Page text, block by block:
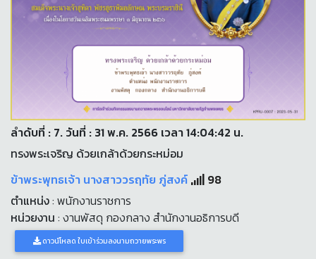
ลำดับที่ : 7. วันที่ : 31 พ.ค. 2566 เวลา 14:04:42 น.
ทรงพระเจริญ ด้วยเกล้าด้วยกระหม่อม
ข้าพระพุทธเจ้า นางสาววรฤทัย ภู่สงค์
98
ตำแหน่ง: พนักงานราชการ
หน่วยงาน : งานพัสดุ กองกลาง สำนักงานอธิการบดี
ดาวน์โหลด ใบเข้าร่วมลงนามถวายพระพร